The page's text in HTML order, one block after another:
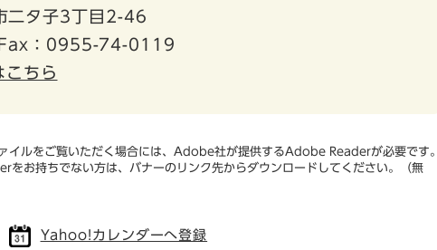
二タ子3丁目2-46
Fax：0955-74-0119
こちら
イルをご覧いただく場合には、Adobe社が提供するAdobe Readerが必要です。
お持ちでない方は、バナーのリンク先からダウンロードしてください。（無
Yahoo!カレンダーへ登録